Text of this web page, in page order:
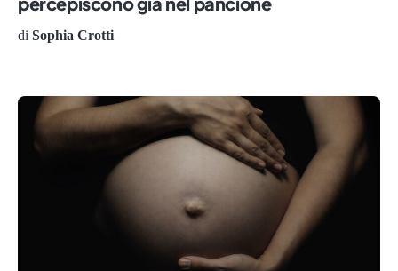
di Sophia Crotti